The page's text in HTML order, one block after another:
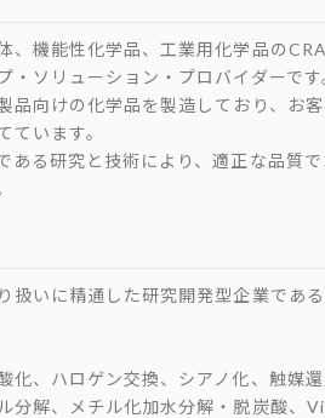
、機能性化学品、工業用化学品の
・ソリューション・プロバイダーです
品向けの化学品を製造しており、お
ています。
ある研究と技術により、適正な品質
扱いに精通した研究開発型企業であ
化、ハロゲン交換、シアノ化、触媒
分解、メチル化加水分解・脱炭酸、